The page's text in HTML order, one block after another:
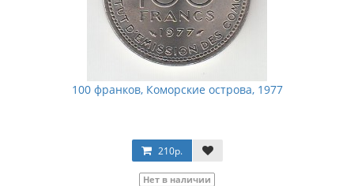
100 франков, Коморские острова, 1977
210р.
Нет в наличии